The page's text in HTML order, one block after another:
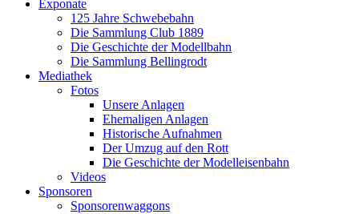
Exponate
125 Jahre Schwebebahn
Die Sammlung Club 1889
Die Geschichte der Modellbahn
Die Sammlung Bellingrodt
Mediathek
Fotos
Unsere Anlagen
Ehemaligen Anlagen
Historische Aufnahmen
Der Umzug auf den Rott
Die Geschichte der Modelleisenbahn
Videos
Sponsoren
Sponsorenwaggons